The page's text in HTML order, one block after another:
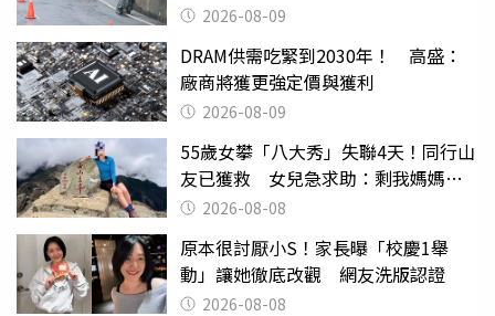
2026-08-09
DRAM供需吃緊到2030年！ 高盛：
廠商將獲更強定價與獲利
2026-08-09
55歲女攀「八大秀」失聯4天！同行山
友已獲救 女兒急求助：剩我媽媽還
沒找到
2026-08-08
原本很討厭小S！家長曝「校慶1舉
動」讓她徹底改觀 網友洗版認證
2026-08-08